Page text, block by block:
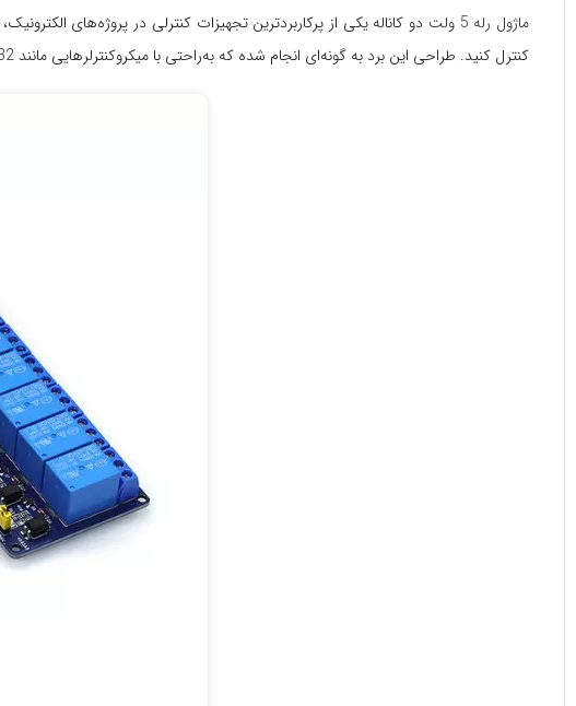
ماژول رله 5 ولت
دو کاناله یکی از پرکاربردترین تجهیزات کنترلی در پروژه‌های
کنترل کنید. طراحی این برد به گونه‌ای انجام شده که به‌راحتی با میکروکنترلرهایی مانند Arduino، ESP8266، ESP32 و Raspberry Pi سازگار بوده و با سیگنال‌های منطقی 5 ولت TTL به‌صورت مستقیم راه‌اندازی می‌شود.